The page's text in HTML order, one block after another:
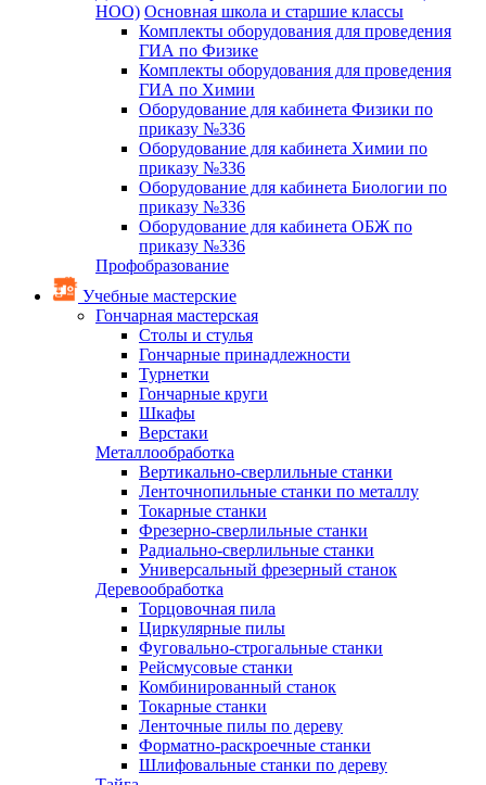
НОО) Основная школа и старшие классы
Комплекты оборудования для проведения
ГИА по Физике
Комплекты оборудования для проведения
ГИА по Химии
Оборудование для кабинета Физики по
приказу №336
Оборудование для кабинета Химии по
приказу №336
Оборудование для кабинета Биологии по
приказу №336
Оборудование для кабинета ОБЖ по
приказу №336
Профобразование
Учебные мастерские
Гончарная мастерская
Столы и стулья
Гончарные принадлежности
Турнетки
Гончарные круги
Шкафы
Верстаки
Металлообработка
Вертикально-сверлильные станки
Ленточнопильные станки по металлу
Токарные станки
Фрезерно-сверлильные станки
Радиально-сверлильные станки
Универсальный фрезерный станок
Деревообработка
Торцовочная пила
Циркулярные пилы
Фуговально-строгальные станки
Рейсмусовые станки
Комбинированный станок
Токарные станки
Ленточные пилы по дереву
Форматно-раскроечные станки
Шлифовальные станки по дереву